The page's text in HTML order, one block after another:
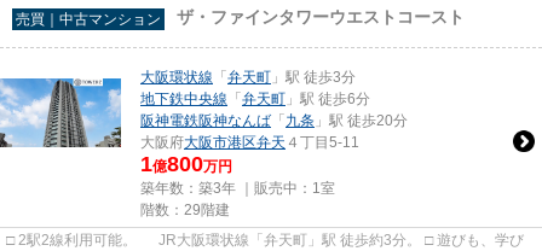
売買｜中古マンション ザ・ファインタワーウエストコースト
大阪環状線 「 弁天町 」駅 徒歩3分
地下鉄中央線 「 弁天町 」駅 徒歩6分
阪神電鉄阪神なんば 「 九条 」駅 徒歩20分
大阪府大阪市港区弁天 ４丁目5-11
1億800万円
築年数：築3年 ｜販売中： 1室
階数：29階建
□ 2駅2線利用可能。 JR大阪環状線「弁天町」駅 徒歩約3分。 □ 遊びも、学び